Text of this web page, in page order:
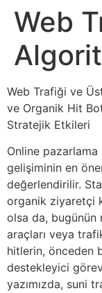
Web
Web Trafiği ve
ve Organik Hit
Stratejik Etkileri
Online
gelişiminin en
değerlendirilir.
organik ziyaretçi
olsa da, bugünün
araçları veya
hitlerin, önceden
destekleyici
yazımızda, suni